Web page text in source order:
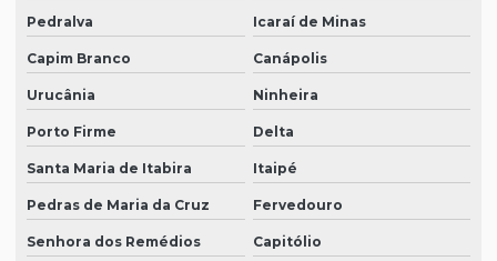
Pedralva Icaraí de Minas
Capim Branco Canápolis
Urucânia Ninheira
Porto Firme Delta
Santa Maria de Itabira Itaipé
Pedras de Maria da Cruz Fervedouro
Senhora dos Remédios Capitólio